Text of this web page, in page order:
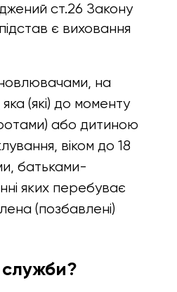
ст.26 Закону
є виховання
на
(які) до моменту
або дитиною
віком до 18
батьками-
яких перебуває
(позбавлені)
служби?